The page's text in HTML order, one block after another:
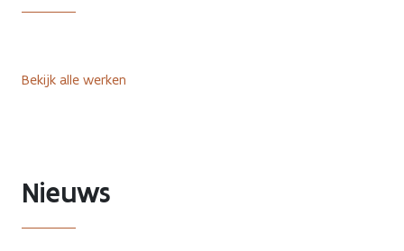
Bekijk alle werken
Nieuws